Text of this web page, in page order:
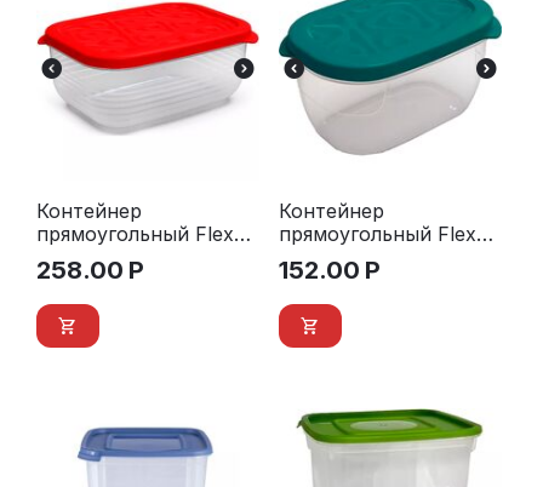
Контейнер
прямоугольный Flexo
1,9 л.
258.00 Р
Контейнер
прямоугольный Flexo
0,65 л.
152.00 Р